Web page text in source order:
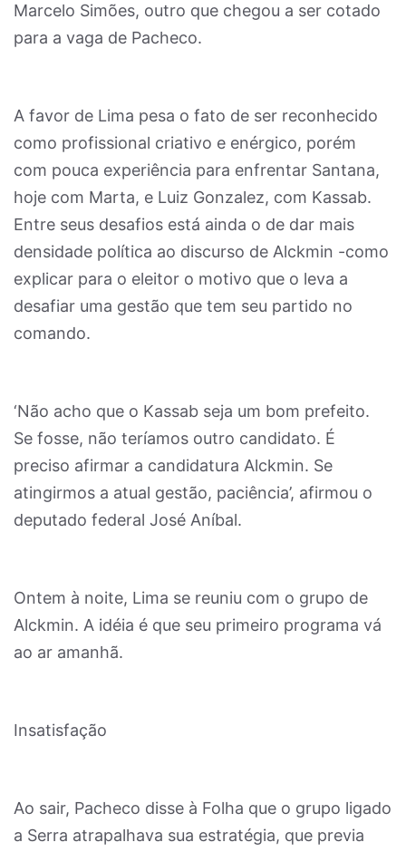
Marcelo Simões, outro que chegou a ser cotado
para a vaga de Pacheco.
A favor de Lima pesa o fato de ser reconhecido
como profissional criativo e enérgico, porém
com pouca experiência para enfrentar Santana,
hoje com Marta, e Luiz Gonzalez, com Kassab.
Entre seus desafios está ainda o de dar mais
densidade política ao discurso de Alckmin -como
explicar para o eleitor o motivo que o leva a
desafiar uma gestão que tem seu partido no
comando.
‘Não acho que o Kassab seja um bom prefeito.
Se fosse, não teríamos outro candidato. É
preciso afirmar a candidatura Alckmin. Se
atingirmos a atual gestão, paciência’, afirmou o
deputado federal José Aníbal.
Ontem à noite, Lima se reuniu com o grupo de
Alckmin. A idéia é que seu primeiro programa vá
ao ar amanhã.
Insatisfação
Ao sair, Pacheco disse à Folha que o grupo ligado
a Serra atrapalhava sua estratégia, que previa